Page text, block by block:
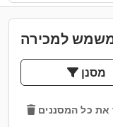
מסנן
כל המסננים